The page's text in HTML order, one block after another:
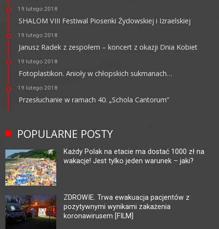
19 lutego 2018
SHALOM VIII Festiwal Piosenki Żydowskiej i Izraelskiej
19 lutego 2018
Janusz Radek z zespołem – koncert z okazji Dnia Kobiet
19 lutego 2018
Fotoplastikon. Anioły w chłopskich sukmanach…
19 lutego 2018
Przesłuchanie w ramach 40. „Schola Cantorum”
POPULARNE POSTY
Każdy Polak na etacie ma dostać 1000 zł na
wakacje! Jest tylko jeden warunek – jaki?
ZDROWIE. Trwa ewakuacja pacjentów z
pozytywnymi wynikami zakażenia
koronawirusem [FILM]